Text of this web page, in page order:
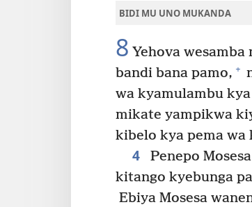
BIDI MU UNO MUKANDA
8 Yehova wesamba
bandi bana pamo, +
wa kyamulambu
mikate yampikwa
kibelo kya pema wa
4
Penepo
kitango kyebunga
Ebiya Mosesa